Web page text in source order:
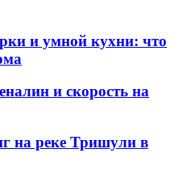
и умной кухни: что
и скорость на
на реке Тришули в